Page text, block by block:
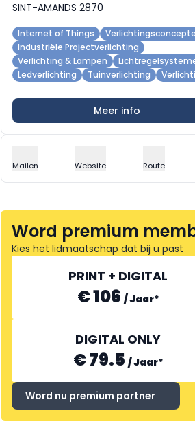
SINT-AMANDS 2870
Internet of Things
Industriële Projectverlichting
Verlichting & Lampen
Ledverlichting
Tuinverlichting
Meer info
Mailen Website Route
Word premium
Kies het lidmaatschap dat bij u past
PRINT + DIGITAL
€ 106 /Jaar*
DIGITAL ONLY
€ 79.5 /Jaar*
Word nu premium partner